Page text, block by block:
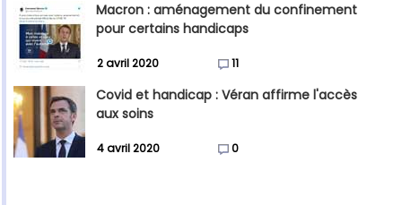
Macron : aménagement du confinement
pour certains handicaps
2 avril 2020 11
Covid et handicap : Véran affirme l'accès
aux soins
4 avril 2020 0